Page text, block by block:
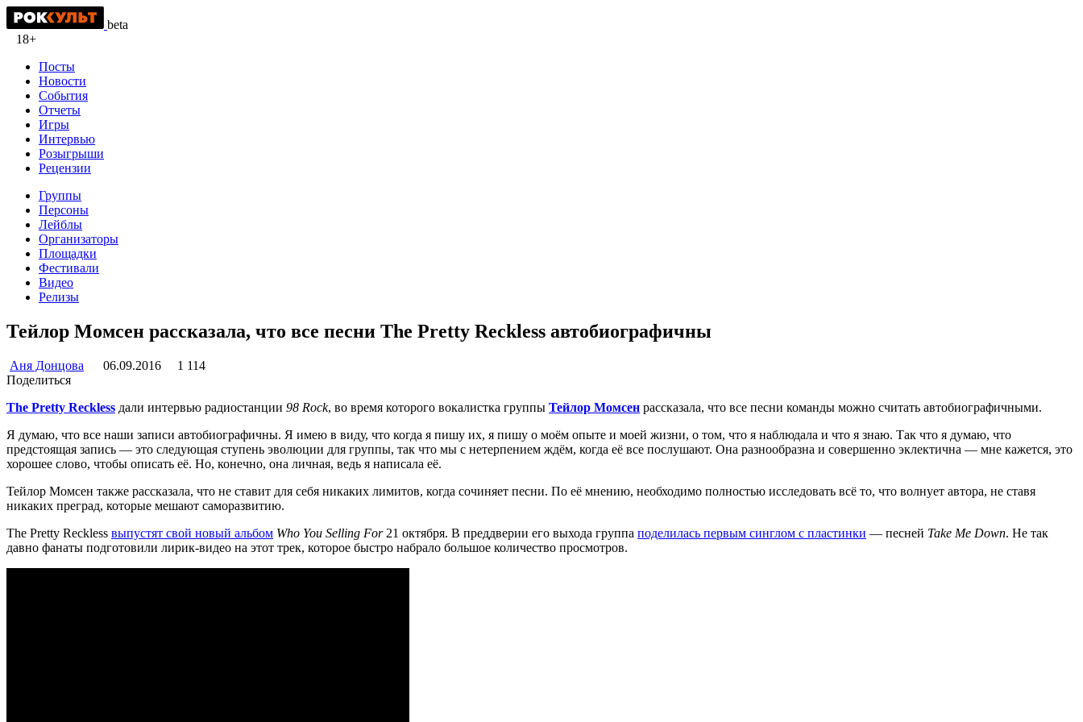
beta
18+
Посты
Новости
События
Отчеты
Игры
Интервью
Розыгрыши
Рецензии
Группы
Персоны
Лейблы
Организаторы
Площадки
Фестивали
Видео
Релизы
Тейлор Момсен рассказала, что все песни The Pretty Reckless автобиографичны
Аня Донцова 06.09.2016
1 114
Поделиться
The Pretty Reckless дали интервью радиостанции 98 Rock, во время которого вокалистка группы Тейлор Момсен рассказала, что все песни команды можно считать автобиографичными.
Я думаю, что все наши записи автобиографичны. Я имею в виду, что когда я пишу их, я пишу о моём опыте и моей жизни, о том, что я наблюдала и что я знаю. Так что я думаю, что
предстоящая запись — это следующая ступень эволюции для группы, так что мы с нетерпением ждём, когда её все послушают. Она разнообразна и совершенно эклектична — мне кажется, это
хорошее слово, чтобы описать её. Но, конечно, она личная, ведь я написала её.
Тейлор Момсен также рассказала, что не ставит для себя никаких лимитов, когда сочиняет песни. По её мнению, необходимо полностью исследовать всё то, что волнует автора, не ставя
никаких преград, которые мешают саморазвитию.
The Pretty Reckless выпустят свой новый альбом Who You Selling For21 октября. В преддверии его выхода группа поделилась первым синглом с пластинки — песней Take Me Down. Не так
давно фанаты подготовили лирик-видео на этот трек, которое быстро набрало большое количество просмотров.